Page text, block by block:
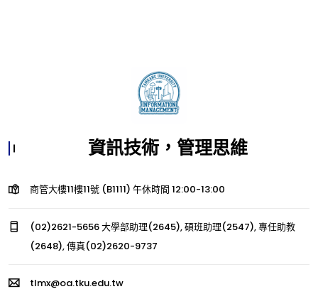
資訊技術，管理思維
商管大樓11樓11號 (B1111) 午休時間 12:00-13:00
(02)2621-5656 大學部助理(2645), 碩班助理(2547), 專任助教
(2648), 傳真(02)2620-9737
tlmx@oa.tku.edu.tw